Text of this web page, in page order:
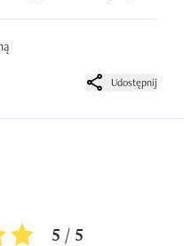
wygodnie nakładać
z przeznaczeniem.
drażni i nie narzuca
rzadkiego żelu,
efektu wow i potężnej
lekko utapirować,
Udostępnij
5 / 5